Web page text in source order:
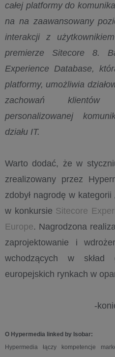
całej platformy do
na na zaawansowany
interakcji z
premierze Sitecore 8.
Experience Database,
platformy, umożliwia
zachowań klientów
personalizowanej
działu IT.
Warto dodać, że w
zrealizowany przez
zdobył nagrodę w
w konkursie Sitecore
Europe. Nagrodzona
zaprojektowanie i
wchodzących w
europejskich rynkach w
-
O Hypermedia linked by Isobar:
Hypermedia łączy kompetencje